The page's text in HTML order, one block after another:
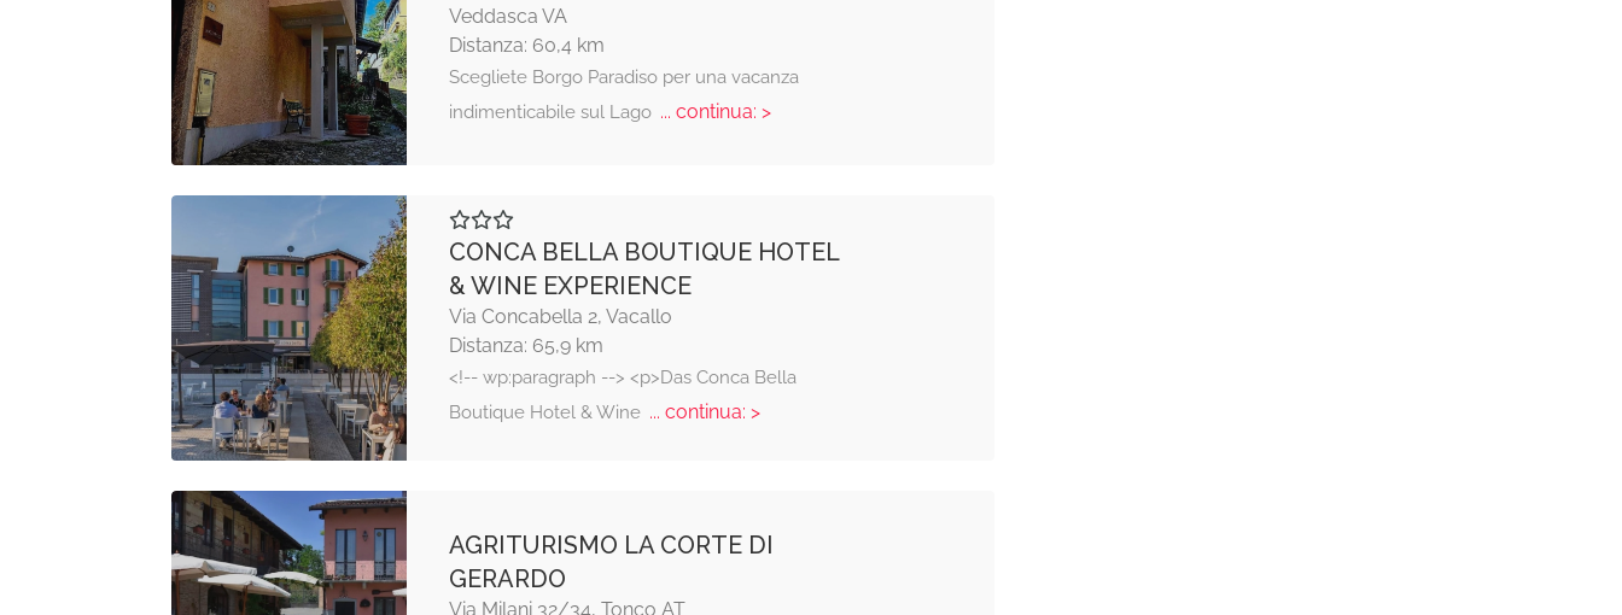
Veddasca VA
Distanza: 60,4 km
Scegliete Borgo Paradiso per una vacanza
indimenticabile sul Lago... continua: >
CONCA BELLA BOUTIQUE HOTEL
& WINE EXPERIENCE
Via Concabella 2, Vacallo
Distanza: 65,9 km
<!-- wp:paragraph --> <p>Das Conca Bella
Boutique Hotel & Wine... continua: >
AGRITURISMO LA CORTE DI
GERARDO
Via Milani 32/34, Tonco AT